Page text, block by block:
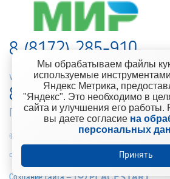
8 (8172) 285-910
web-support@kontinent.ru
8 900 501-25-53
Горячая линия интернет-
© 2010-2021 Компания «Континент» Сеть
отделочных материалов
Создание сайта –
Мы обрабатываем файлы
используемые
Яндекс Метрика,
"Яндекс". Это необходимо в
сайта и улучшения его работы.
вы даете согласие на
персональных
Принять